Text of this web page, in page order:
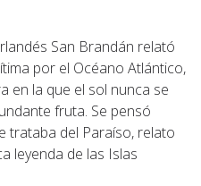
San Brandán relató
por el Océano Atlántico,
en la que el sol nunca se
fruta. Se pensó
trataba del Paraíso, relato
leyenda de las Islas